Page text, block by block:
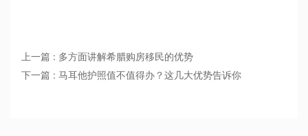
上一篇 : 多方面讲解希腊购房移民的优势
下一篇 : 马耳他护照值不值得办？这几大优势告诉你